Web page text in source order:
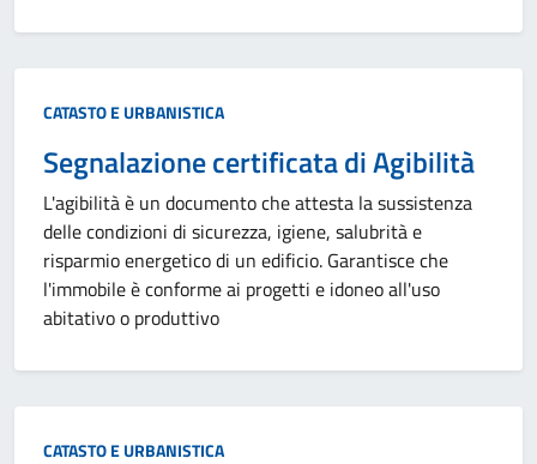
Categoria:
CATASTO E URBANISTICA
Segnalazione certificata di Agibilità
L'agibilità è un documento che attesta la sussistenza
delle condizioni di sicurezza, igiene, salubrità e
risparmio energetico di un edificio. Garantisce che
l'immobile è conforme ai progetti e idoneo all'uso
abitativo o produttivo
Categoria:
CATASTO E URBANISTICA